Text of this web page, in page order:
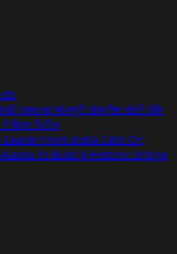
यादव का भोजपुरी लोकगीत ‘डोली लेके
ने किया रिलीज
From India Calls On
To Build A Historic Bridge